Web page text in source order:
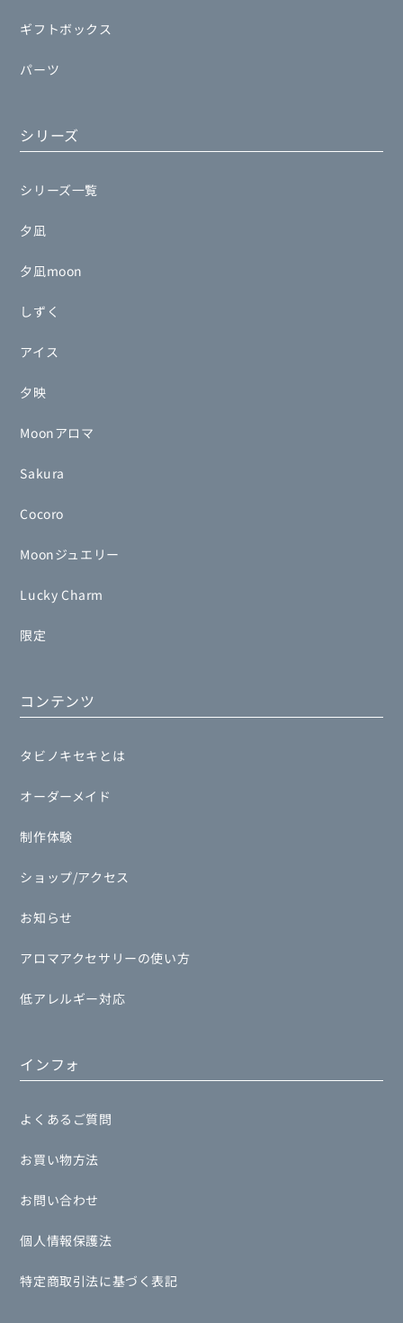
ギフトボックス
パーツ
シリーズ
シリーズ一覧
夕凪
夕凪moon
しずく
アイス
夕映
Moonアロマ
Sakura
Cocoro
Moonジュエリー
Lucky Charm
限定
コンテンツ
タビノキセキとは
オーダーメイド
制作体験
ショップ/アクセス
お知らせ
アロマアクセサリーの使い方
低アレルギー対応
インフォ
よくあるご質問
お買い物方法
お問い合わせ
個人情報保護法
特定商取引法に基づく表記